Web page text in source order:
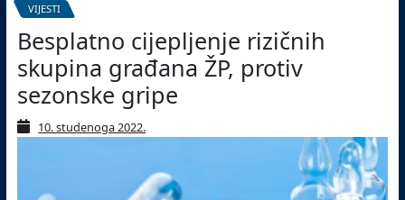
VIJESTI
Besplatno cijepljenje rizičnih
skupina građana ŽP, protiv
sezonske gripe
10. studenoga 2022.